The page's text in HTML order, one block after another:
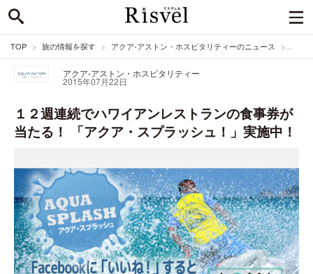
TOP 旅の情報を探す アクア-アストン・ホスピタリティーのニュース
アクア-アストン・ホスピタリティー
2015年07月22日
１２週連続でハワイアンレストランの食事券が
当たる！ 「アクア・スプラッシュ！」実施中！